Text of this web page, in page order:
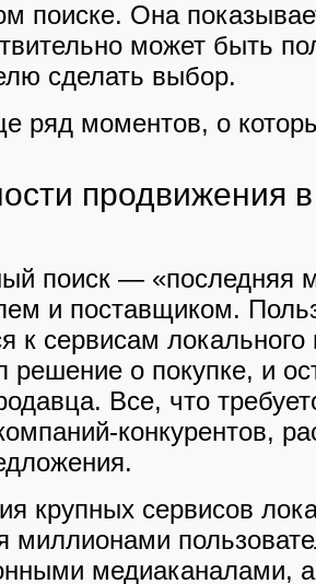
поиске. Она
может быть
сделать выбор.
ряд моментов, о
продвижения
поиск — «последняя
и поставщиком.
к сервисам локального
решение о покупке, и
Все, что
конкурентов,
крупных сервисов
миллионами
медиаканалами,